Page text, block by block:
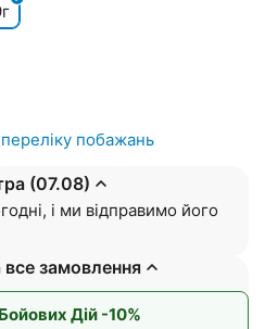
побажань
(07.08)
і ми відправимо його
замовлення
Дій -10%